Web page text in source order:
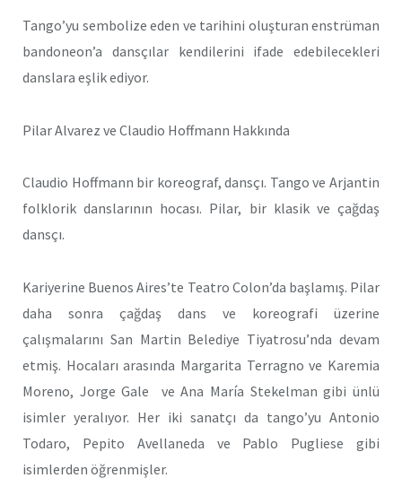
Tango’yu sembolize eden ve tarihini oluşturan enstrüman
bandoneon’a dansçılar kendilerini ifade edebilecekleri
danslara eşlik ediyor.
Pilar Alvarez ve Claudio Hoffmann Hakkında
Claudio Hoffmann bir koreograf, dansçı. Tango ve Arjantin
folklorik danslarının hocası. Pilar, bir klasik ve çağdaş
dansçı.
Kariyerine Buenos Aires’te Teatro Colon’da başlamış. Pilar
daha sonra çağdaş dans ve koreografi üzerine
çalışmalarını San Martin Belediye Tiyatrosu’nda devam
etmiş. Hocaları arasında Margarita Terragno ve Karemia
Moreno, Jorge Gale ve Ana María Stekelman gibi ünlü
isimler yeralıyor. Her iki sanatçı da tango’yu Antonio
Todaro, Pepito Avellaneda ve Pablo Pugliese gibi
isimlerden öğrenmişler.